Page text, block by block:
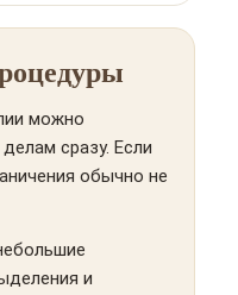
можно
сразу. Если
обычно не
и